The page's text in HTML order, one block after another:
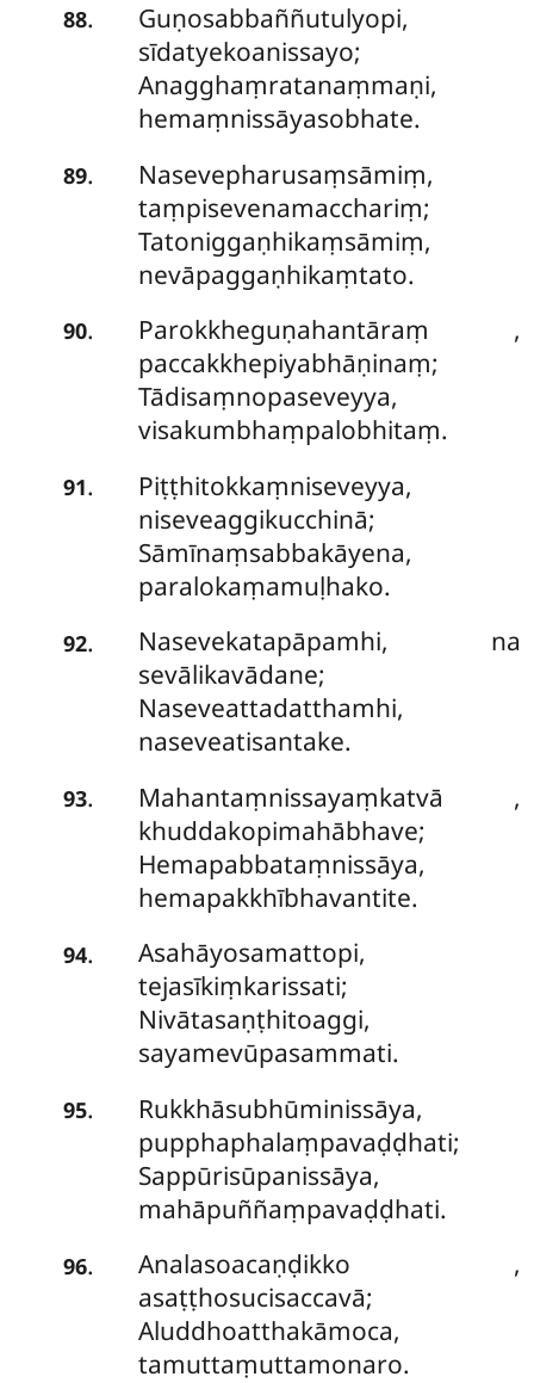
88.
Guṇosabbaññutulyopi,
sīdatyekoanissayo;
Anagghaṃratanaṃmaṇi,
hemaṃnissāyasobhate.
89.
Nasevepharusaṃsāmiṃ,
taṃpisevenamacchariṃ;
Tatoniggaṇhikaṃsāmiṃ,
nevāpaggaṇhikaṃtato.
90. Parokkheguṇahantāraṃ ,
paccakkhepiyabhāṇinaṃ;
Tādisaṃnopaseveyya,
visakumbhaṃpalobhitaṃ.
91.
Piṭṭhitokkaṃniseveyya,
niseveaggikucchinā;
Sāmīnaṃsabbakāyena,
paralokaṃamuḷhako.
92.
Nasevekatapāpamhi, na
sevālikavādane;
Naseveattadatthamhi,
naseveatisantake.
93. Mahantaṃnissayaṃkatvā ,
khuddakopimahābhave;
Hemapabbataṃnissāya,
hemapakkhībhavantite.
94.
Asahāyosamattopi,
tejasīkiṃkarissati;
Nivātasaṇṭhitoaggi,
sayamevūpasammati.
95.
Rukkhāsubhūminissāya,
pupphaphalaṃpavaḍḍhati;
Sappūrisūpanissāya,
mahāpuññaṃpavaḍḍhati.
96. Analasoacaṇḍikko ,
asaṭṭhosucisaccavā;
Aluddhoatthakāmoca,
tamuttaṃuttamonaro.